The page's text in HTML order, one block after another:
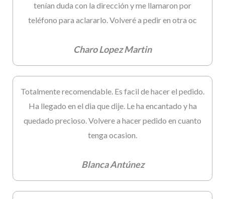
tenían duda con la dirección y me llamaron por
teléfono para aclararlo. Volveré a pedir en otra oc
Charo Lopez Martin
Totalmente recomendable. Es facil de hacer el pedido.
Ha llegado en el dia que dije. Le ha encantado y ha
quedado precioso. Volvere a hacer pedido en cuanto
tenga ocasion.
Blanca Antúnez